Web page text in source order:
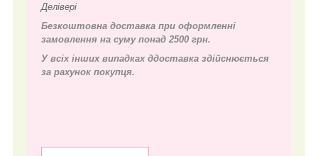
Делівері
Безкоштовна доставка при оформленні
замовлення на суму понад 2500 грн.
У всіх інших випадках ддоставка здійснюється
за рахунок покупця.